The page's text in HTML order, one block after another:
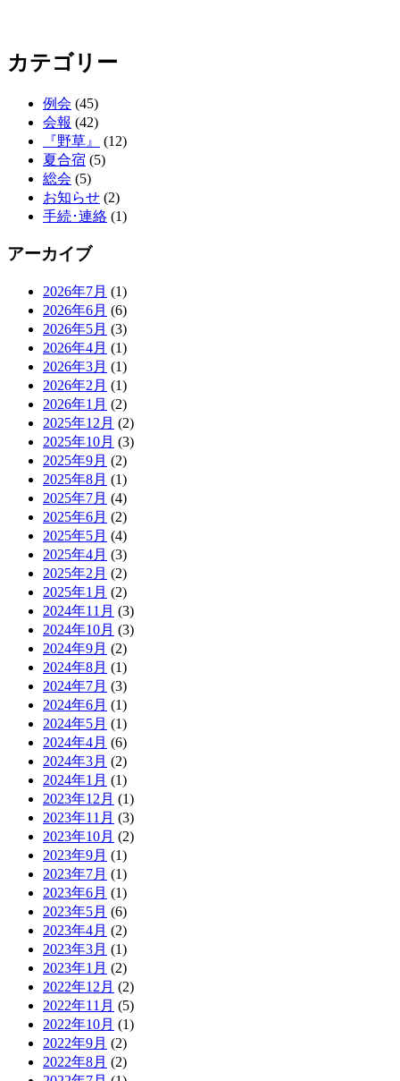
カテゴリー
例会 (45)
会報 (42)
『野草』
(12)
夏合宿 (5)
総会 (5)
お知らせ (2)
手続･連絡 (1)
アーカイブ
2026年7月 (1)
2026年6月 (6)
2026年5月 (3)
2026年4月 (1)
2026年3月 (1)
2026年2月 (1)
2026年1月 (2)
2025年12月 (2)
2025年10月 (3)
2025年9月 (2)
2025年8月 (1)
2025年7月 (4)
2025年6月 (2)
2025年5月 (4)
2025年4月 (3)
2025年2月 (2)
2025年1月 (2)
2024年11月 (3)
2024年10月 (3)
2024年9月 (2)
2024年8月 (1)
2024年7月 (3)
2024年6月 (1)
2024年5月 (1)
2024年4月 (6)
2024年3月 (2)
2024年1月 (1)
2023年12月 (1)
2023年11月 (3)
2023年10月 (2)
2023年9月 (1)
2023年7月 (1)
2023年6月 (1)
2023年5月 (6)
2023年4月 (2)
2023年3月 (1)
2023年1月 (2)
2022年12月 (2)
2022年11月 (5)
2022年10月 (1)
2022年9月 (2)
2022年8月 (2)